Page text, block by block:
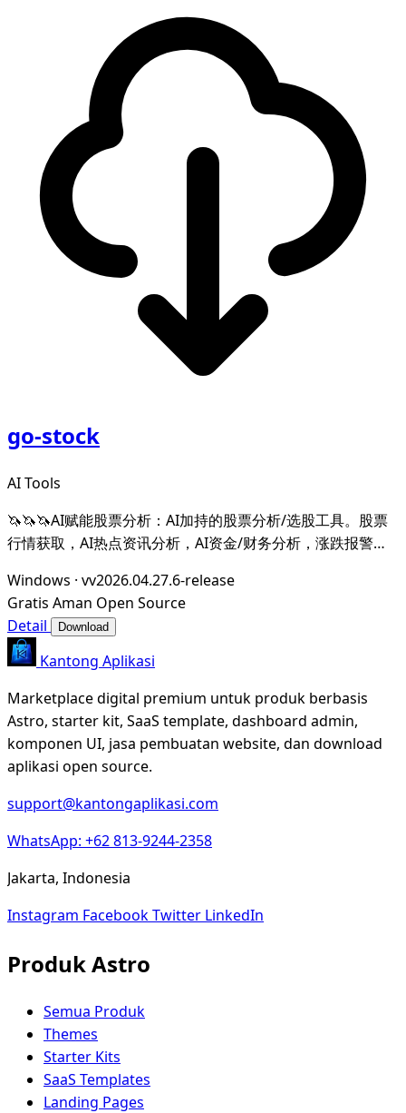
go-stock
AI Tools
🦄🦄🦄AI赋能股票分析：AI加持的股票分析/选股工具。股票
行情获取，AI热点资讯分析，AI资金/财务分析，涨跌报警推
辅助选股等。数据全部保留在本地。支持DeepSeek，
OpenAI， Ollama，LMStudio，AnythingL
Windows · vv2026.04.27.6-release
Gratis Aman Open Source
Detail
Download
Kantong Aplikasi
Marketplace digital premium untuk produk berbasis
Astro, starter kit, SaaS template, dashboard admin,
komponen UI, jasa pembuatan website, dan download
aplikasi open source.
support@kantongaplikasi.com
WhatsApp: +62 813-9244-2358
Jakarta, Indonesia
Instagram FacebookTwitter LinkedIn
Produk Astro
Semua Produk
Themes
Starter Kits
SaaS Templates
Landing Pages